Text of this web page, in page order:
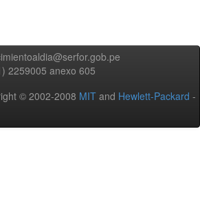
2259005 anexo 605
© 2002-2008 MIT and Hewlett-Packard -